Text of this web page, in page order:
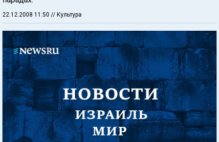
22.12.2008 11:50 // Культура